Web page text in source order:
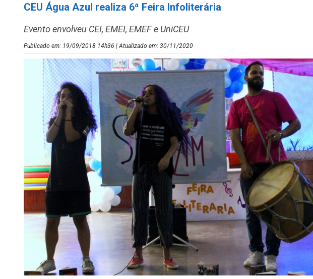
CEU Água Azul realiza 6ª Feira Infoliterária
Evento envolveu CEI, EMEI, EMEF e UniCEU
Publicado em: 19/09/2018 14h36 | Atualizado em: 30/11/2020